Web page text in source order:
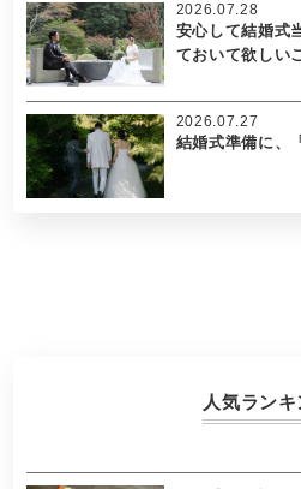
安心して結婚式
ておいて欲しい
2026.07.28
結婚式準備に、
2026.07.27
人気ラン